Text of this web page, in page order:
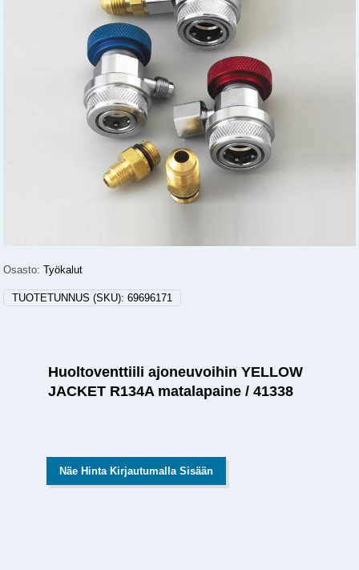
Osasto:Työkalut
TUOTETUNNUS (SKU):69696171
Huoltoventtiili ajoneuvoihin YELLOW
JACKET R134A matalapaine / 41338
Näe Hinta Kirjautumalla Sisään